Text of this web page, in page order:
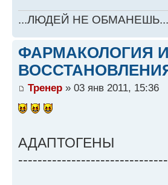
...ЛЮДЕЙ НЕ ОБМАНЕШЬ...
ФАРМАКОЛОГИЯ
Тренер » 03 янв 2011, 15:36
АДАПТОГЕНЫ